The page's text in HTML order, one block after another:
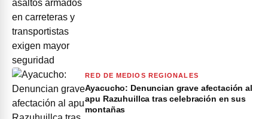
RED DE MEDIOS REGIONALES
Ayacucho: Denuncian grave afectación al
apu Razuhuillca tras celebración en sus
montañas